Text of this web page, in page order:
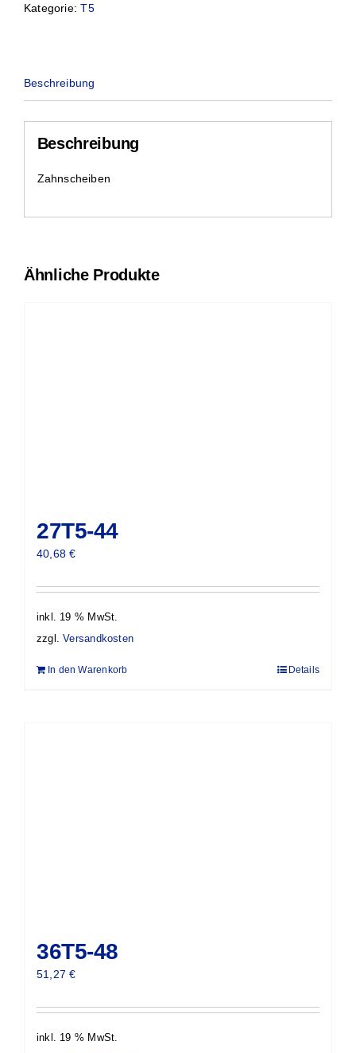
Kategorie:T5
Beschreibung
Beschreibung
Zahnscheiben
Ähnliche Produkte
27T5-44
40,68€
inkl. 19 % MwSt.
zzgl.Versandkosten
In den Warenkorb Details
36T5-48
51,27€
inkl. 19 % MwSt.